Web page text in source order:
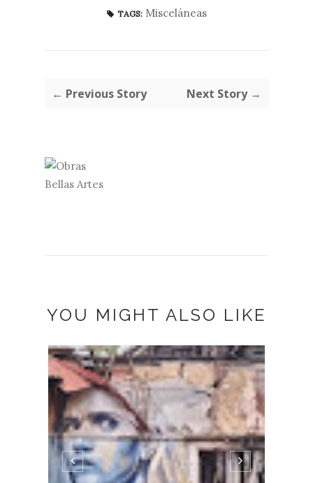
TAGS: Misceláneas
← Previous Story Next Story →
YOU MIGHT ALSO LIKE